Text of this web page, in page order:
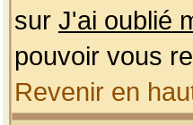
sur J'ai oublié
pouvoir vous
Revenir en